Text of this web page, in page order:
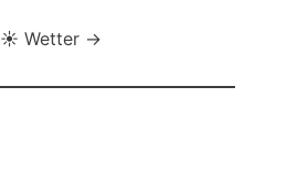
☀️ Wetter →